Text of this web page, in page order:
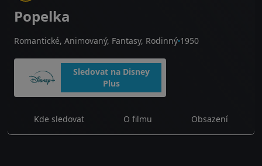
Popelka
Romantické, Animovaný, Fantasy, Rodinný 1950
Sledovat na Disney
Plus
Kde sledovat O filmu Obsazení